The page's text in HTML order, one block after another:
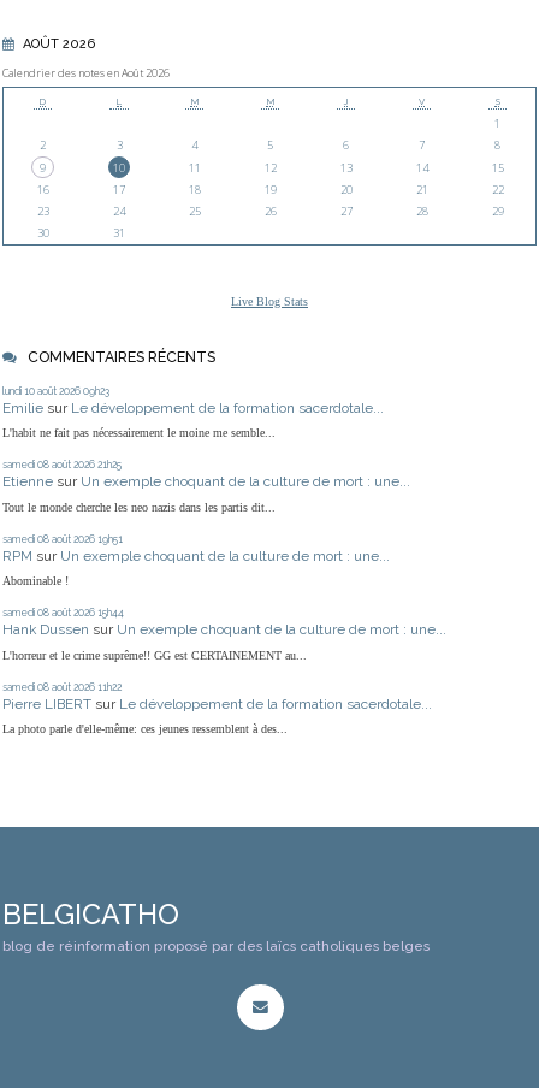
AOÛT 2026
Calendrier des notes en Août 2026
D L M M J V S
1
2
3 4 5 6 7
8
9
10 11 12 13 14
15
16
17 18 19 20 21
22
23
24 25 26 27 28
29
30
31
Live Blog Stats
COMMENTAIRES RÉCENTS
lundi 10 août 2026 09h23
Emilie sur Le développement de la formation sacerdotale...
L'habit ne fait pas nécessairement le moine me semble...
samedi 08 août 2026 21h25
Etienne sur Un exemple choquant de la culture de mort : une...
Tout le monde cherche les neo nazis dans les partis dit...
samedi 08 août 2026 19h51
RPM sur Un exemple choquant de la culture de mort : une...
Abominable !
samedi 08 août 2026 15h44
Hank Dussen sur Un exemple choquant de la culture de mort : une...
L'horreur et le crime suprême!! GG est CERTAINEMENT au...
samedi 08 août 2026 11h22
Pierre LIBERT sur Le développement de la formation sacerdotale...
La photo parle d'elle-même: ces jeunes ressemblent à des...
BELGICATHO
blog de réinformation proposé par des laïcs catholiques belges